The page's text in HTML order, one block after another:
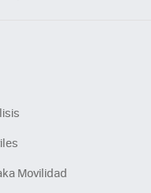
Movilidad